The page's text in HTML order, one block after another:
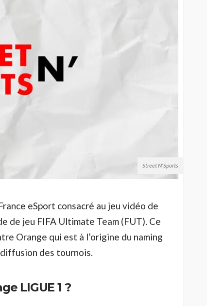
Street N'Sports
eSport consacré au jeu vidéo de
de jeu FIFA Ultimate Team (FUT). Ce
Orange qui est à l’origine du naming
des tournois.
LIGUE 1 ?